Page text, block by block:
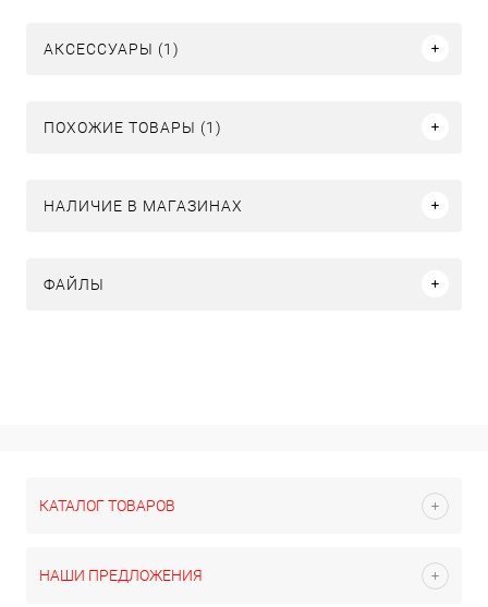
АКСЕССУАРЫ (1)
ПОХОЖИЕ ТОВАРЫ (1)
НАЛИЧИЕ В МАГАЗИНАХ
ФАЙЛЫ
КАТАЛОГ ТОВАРОВ
НАШИ ПРЕДЛОЖЕНИЯ